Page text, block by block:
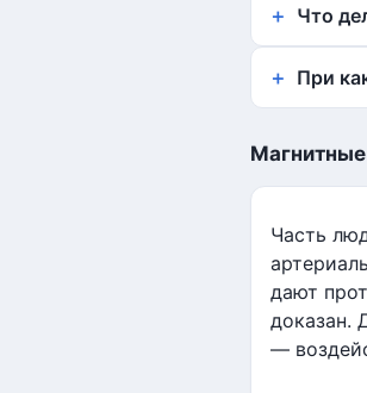
Что
При
Часть
дают
доказан.
—